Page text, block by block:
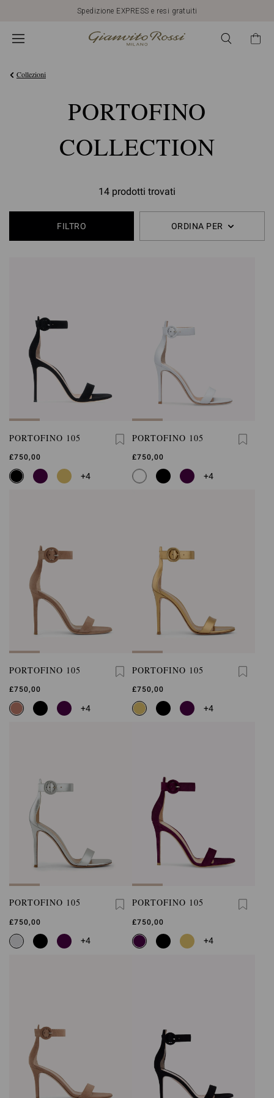
Spedizione EXPRESS e resi gratuiti
Collezioni
PORTOFINO
COLLECTION
14 prodotti trovati
FILTRO ORDINA PER
PORTOFINO 105
£750,00
+4
PORTOFINO 105
£750,00
+4
PORTOFINO 105
£750,00
+4
PORTOFINO 105
£750,00
+4
PORTOFINO 105
£750,00
+4
PORTOFINO 105
£750,00
+4